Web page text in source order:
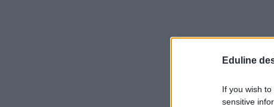
Eduline
If you wish
sensitive